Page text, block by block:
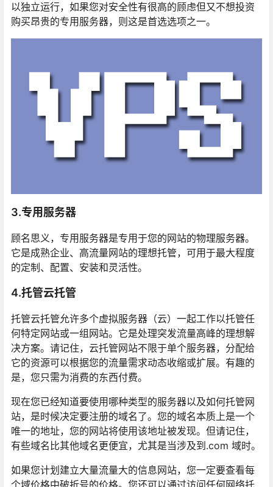
以独立运行，如果您对安全性有很高的顾虑但又不想投资
购买昂贵的专用服务器，则这是首选选项之一。
3.专用服务器
顾名思义，专用服务器是专用于您的网站的物理服务器。
它是成熟企业、高流量网站的理想托管，可用于最大程度
的定制、配置、安装和灵活性。
4.托管云托管
托管云托管允许多个虚拟服务器（云）一起工作以托管任
何特定网站或一组网站。它是处理突发流量高峰的理想解
决方案。请记住，云托管网站不限于单个服务器，分配给
它的资源可以根据您的流量需求动态收缩或扩展。有趣的
是，您只需为消费的东西付费。
现在您已经知道要使用哪种类型的服务器以及如何托管网
站，是时候决定要注册的域名了。您的域名本质上是一个
唯一的地址，您的网站将使用该地址被发现。但请记住，
有些域名比其他域名更便宜，尤其是当涉及到.com 域时。
如果您计划建立大量流量大的信息网站，您一定要查看每